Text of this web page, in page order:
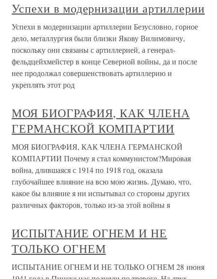
Успехи в модернизации артиллерии
Успехи в модернизации артиллерии Безусловно, горное
дело, металлургия были близки Якову Вилимовичу,
поскольку они связаны с артиллерией, а генерал-
фельдцейхмейстер в конце Северной войны, да и после
нее продолжал совершенствовать артиллерию и
укреплять этот род
МОЯ БИОГРАФИЯ, КАК ЧЛЕНА
ГЕРМАНСКОЙ КОМПАРТИИ
МОЯ БИОГРАФИЯ, КАК ЧЛЕНА ГЕРМАНСКОЙ
КОМПАРТИИ Почему я стал коммунистом?Мировая
война, длившаяся с 1914 по 1918 год, оказала
глубочайшее влияние на всю мою жизнь. Думаю, что,
какое бы влияние я ни испытывал со стороны других
различных факторов, только из-за этой войны я
ИСПЫТАНИЕ ОГНЕМ И НЕ
ТОЛЬКО ОГНЕМ
ИСПЫТАНИЕ ОГНЕМ И НЕ ТОЛЬКО ОГНЕМ 28 июня